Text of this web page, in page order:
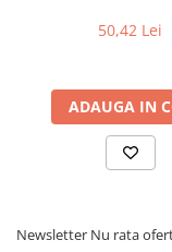
50,42 Lei
ADAUGA IN
Newsletter Nu rata